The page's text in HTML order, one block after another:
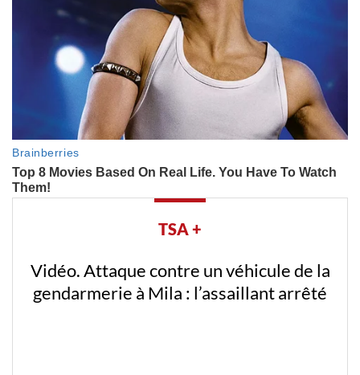
TSA +
Vidéo. Attaque contre un véhicule de la
gendarmerie à Mila : l’assaillant arrêté